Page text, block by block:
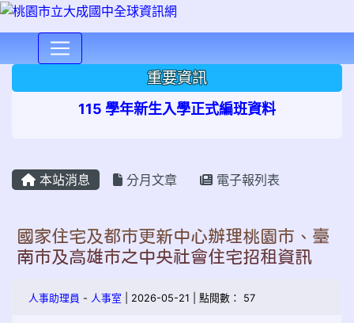
重要資訊
115 學年新生入學正式編班資料
本站消息 分月文章 電子報列表
國家住宅及都市更新中心辦理桃園市、臺
南市及高雄市之中央社會住宅招租資訊
人事助理員 - 人事室 | 2026-05-21 | 點閱數： 57